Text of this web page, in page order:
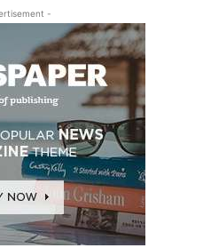
-